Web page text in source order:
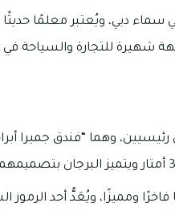
سماء دبي، ويُعتبر معلمًا
شهيرة للتجارة والسياحة في
فاخرًا ومميزًا، ويُعَدُّ أحد